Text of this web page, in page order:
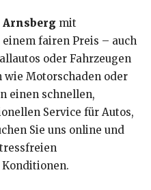
Arnsberg mit
fairen Preis – auch
oder Fahrzeugen
wie Motorschaden oder
einen schnellen,
Service für Autos,
Sie uns online und